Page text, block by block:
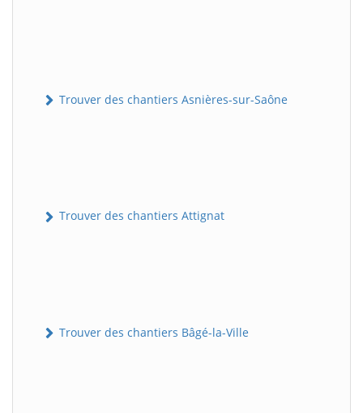
Trouver des chantiers Asnières-sur-Saône
Trouver des chantiers Attignat
Trouver des chantiers Bâgé-la-Ville